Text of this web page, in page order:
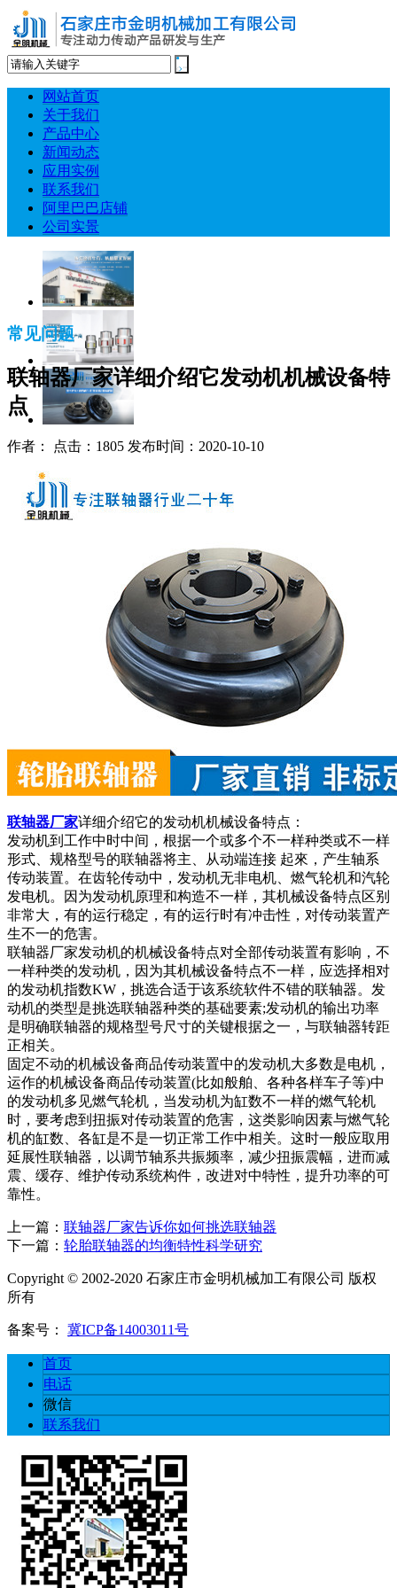
网站首页
关于我们
产品中心
新闻动态
应用实例
联系我们
阿里巴巴店铺
公司实景
常见问题
联轴器厂家详细介绍它发动机机械设备特
点
作者： 点击：1805 发布时间：2020-10-10
联轴器厂家详细介绍它的发动机机械设备特点：
发动机到工作中时中间，根据一个或多个不一样种类或不一样
形式、规格型号的联轴器将主、从动端连接 起來，产生轴系
传动装置。在齿轮传动中，发动机无非电机、燃气轮机和汽轮
发电机。因为发动机原理和构造不一样，其机械设备特点区别
非常大，有的运行稳定，有的运行时有冲击性，对传动装置产
生不一的危害。
联轴器厂家发动机的机械设备特点对全部传动装置有影响，不
一样种类的发动机，因为其机械设备特点不一样，应选择相对
的发动机指数KW，挑选合适于该系统软件不错的联轴器。发
动机的类型是挑选联轴器种类的基础要素;发动机的输出功率
是明确联轴器的规格型号尺寸的关键根据之一，与联轴器转距
正相关。
固定不动的机械设备商品传动装置中的发动机大多数是电机，
运作的机械设备商品传动装置(比如般舶、各种各样车子等)中
的发动机多见燃气轮机，当发动机为缸数不一样的燃气轮机
时，要考虑到扭振对传动装置的危害，这类影响因素与燃气轮
机的缸数、各缸是不是一切正常工作中相关。这时一般应取用
延展性联轴器，以调节轴系共振频率，减少扭振震幅，进而减
震、缓存、维护传动系统构件，改进对中特性，提升功率的可
靠性。
上一篇： 联轴器厂家告诉你如何挑选联轴器
下一篇： 轮胎联轴器的均衡特性科学研究
Copyright © 2002-2020 石家庄市金明机械加工有限公司 版权
所有
备案号： 冀ICP备14003011号
首页
电话
微信
联系我们